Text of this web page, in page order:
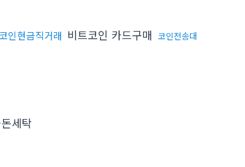
인현금직거래 비트코인 카드구매 코인전송대
세탁